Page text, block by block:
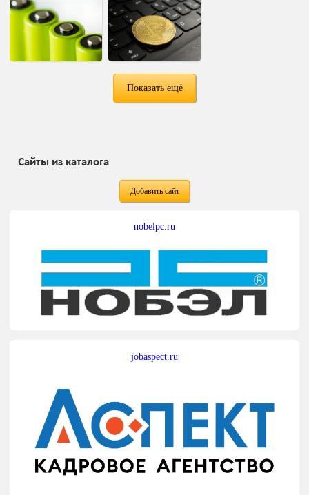
Показать ещё
Сайты из каталога
Добавить сайт
nobelpc.ru
jobaspect.ru